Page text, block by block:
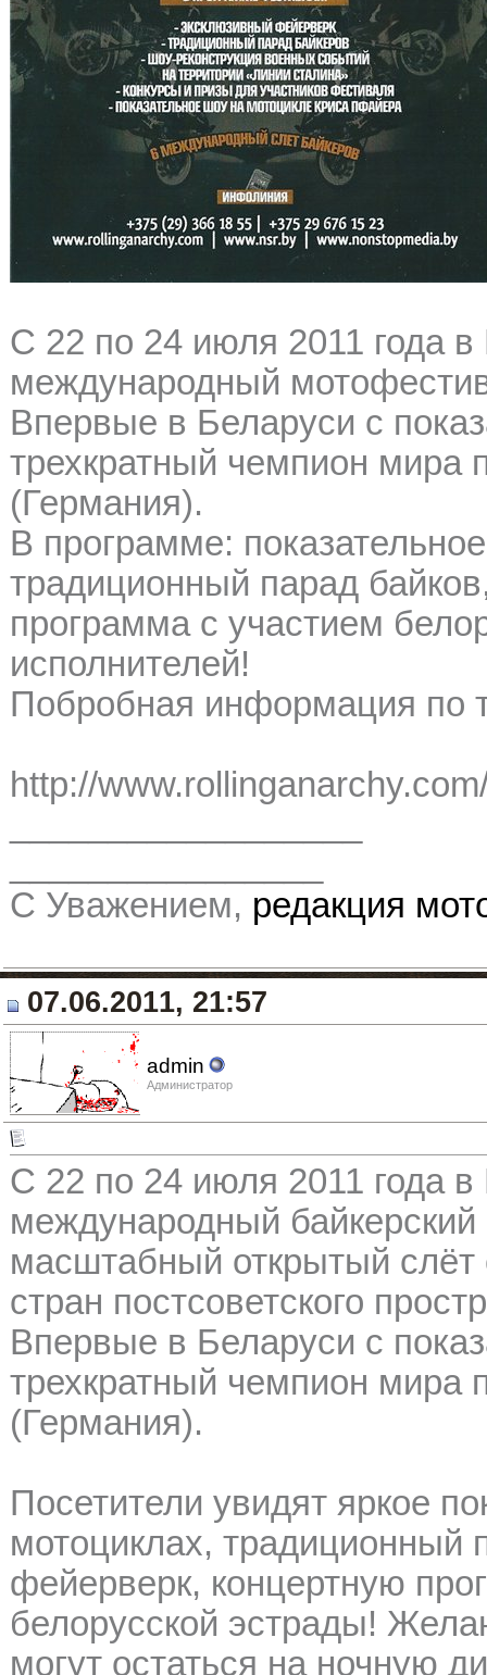
С 22 по 24 июля 2011 года
международный
Впервые в Беларуси с
трехкратный чемпион
(Германия).
В программе:
традиционный парад
программа с участием
исполнителей!
Побробная информация по
http://
С Уважением, редакция
07.06.2011, 21:57
admin
Администратор
С 22 по 24 июля 2011 года
международный
масштабный открытый слёт
стран постсоветского
Впервые в Беларуси с
трехкратный чемпион
(Германия).
Посетители увидят яркое
мотоциклах, традиционный
фейерверк, концертную
белорусской эстрады!
могут остаться на ночную